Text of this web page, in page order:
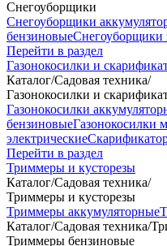
Снегоуборщики
Снегоуборщики
бензиновыеСнегоуборщики
Перейти в раздел
Газонокосилки и
Каталог/Садовая техника/
Газонокосилки и
Газонокосилки
бензиновыеГазонокосилки
электрические
Перейти в раздел
Триммеры и кусторезы
Каталог/Садовая техника/
Триммеры и кусторезы
Триммеры аккумуляторные
Каталог/Садовая техника/
Триммеры бензиновые